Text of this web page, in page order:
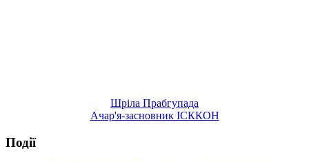
Шріла Прабгупада
Ачар'я-засновник ІСККОН
Події